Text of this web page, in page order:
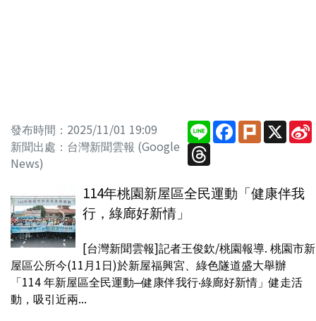
發布時間：2025/11/01 19:09
新聞出處：台灣新聞雲報 (Google
News)
LineFacebook
PlurkX
Threads
114年桃園新屋區全民運動「健康伴我
行，綠廊好新情」
[台灣新聞雲報]記者王俊欽/桃園報導. 桃園市新
屋區公所今(11月1日)於新屋福興宮、綠色隧道盛大舉辦
「114 年新屋區全民運動─健康伴我行‧綠廊好新情」健走活
動，吸引近兩...